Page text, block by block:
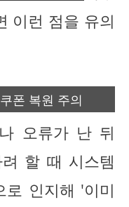
이런 점을 유의
폰 복원 주의
오류가 난 뒤
할 때 시스템
로 인지해 '이미